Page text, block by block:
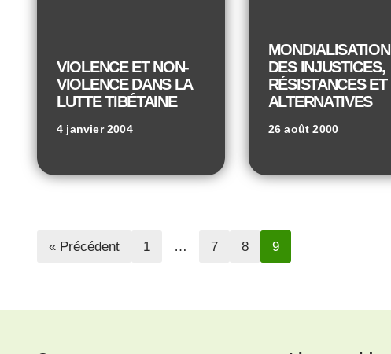
VIOLENCE ET NON-
VIOLENCE DANS LA
LUTTE TIBÉTAINE
4 janvier 2004
MONDIALISATION
DES INJUSTICES,
RÉSISTANCES ET
ALTERNATIVES
26 août 2000
« Précédent 1 … 7 8 9